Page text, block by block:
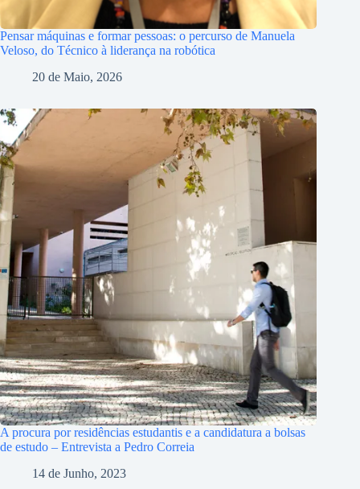
Pensar máquinas e formar pessoas: o percurso de Manuela
Veloso, do Técnico à liderança na robótica
20 de Maio, 2026
A procura por residências estudantis e a candidatura a bolsas
de estudo – Entrevista a Pedro Correia
14 de Junho, 2023